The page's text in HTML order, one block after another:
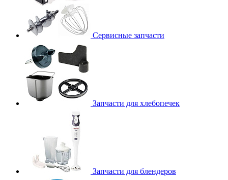
Сервисные запчасти
Запчасти для хлебопечек
Запчасти для блендеров